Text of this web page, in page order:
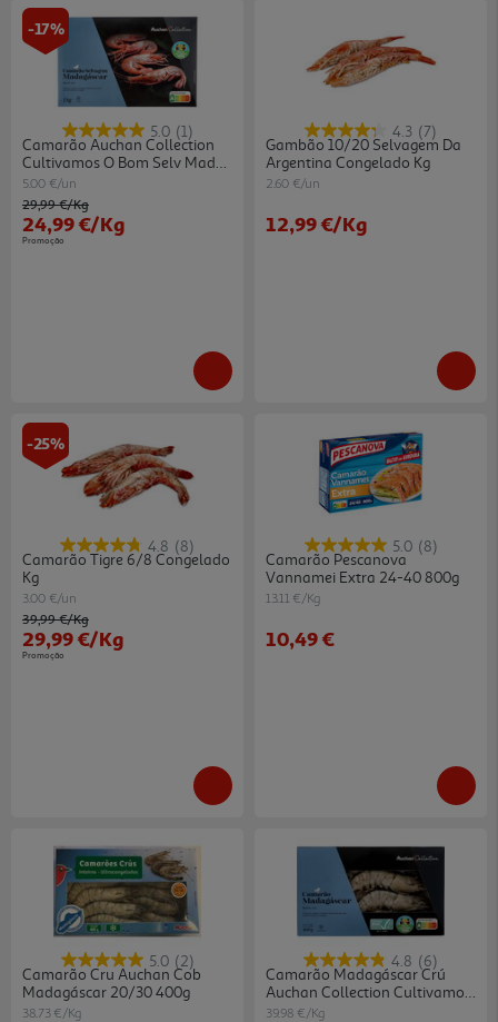
-17%
5.0 (1)
Camarão Auchan Collection
Cultivamos O Bom Selv Madag
20/30 Cong Kg
5.00 €/un
Price reduced from
29,99 €/Kgto
24,99 €/Kg
Promoção
4.3 (7)
Gambão 10/20 Selvagem Da
Argentina Congelado Kg
2.60 €/un
12,99 €/Kg
-25%
4.8 (8)
Camarão Tigre 6/8 Congelado
Kg
3.00 €/un
Price reduced from
39,99 €/Kgto
29,99 €/Kg
Promoção
5.0 (8)
Camarão Pescanova
Vannamei Extra 24-40 800g
13.11 €/Kg
10,49 €
5.0 (2)
Camarão Cru Auchan Cob
Madagáscar 20/30 400g
38.73 €/Kg
4.8 (6)
Camarão Madagáscar Crú
Auchan Collection Cultivamos
O Bom Asc 10/20 400g
39.98 €/Kg